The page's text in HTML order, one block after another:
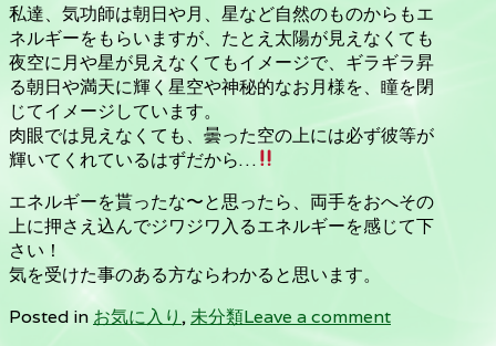
私達、気功師は朝日や月、星など自然のものからもエ
ネルギーをもらいますが、たとえ太陽が見えなくても
夜空に月や星が見えなくてもイメージで、ギラギラ昇
る朝日や満天に輝く星空や神秘的なお月様を、瞳を閉
じてイメージしています。
肉眼では見えなくても、曇った空の上には必ず彼等が
輝いてくれているはずだから…
エネルギーを貰ったな〜と思ったら、両手をおへその
上に押さえ込んでジワジワ入るエネルギーを感じて下
さい！
気を受けた事のある方ならわかると思います。
Posted in お気に入り,未分類Leave a comment